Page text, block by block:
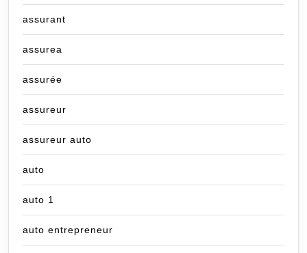
assurant
assurea
assurée
assureur
assureur auto
auto
auto 1
auto entrepreneur